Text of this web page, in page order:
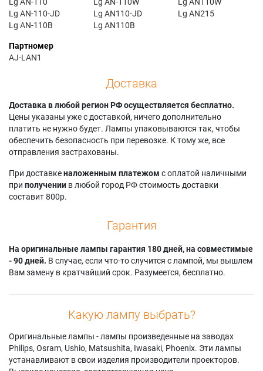
Lg AN-110-JD
Lg AN-110B
Lg AN110-JD
Lg AN110B
Lg AN215
Партномер
AJ-LAN1
Доставка
Доставка в любой регион РФ осуществляется бесплатно.
Цены указаны уже с доставкой, ничего дополнительно
платить не нужно будет. Лампы упаковываются так, чтобы
обеспечить безопасность при перевозке. К тому же, все
отправления застрахованы.
При доставкеналоженным платежом с оплатой наличными
при получении в любой город РФ стоимость доставки
составит 800р.
Гарантия
На оригинальные лампы гарантия 180 дней, на совместимые
- 90 дней. В случае, если что-то случится с лампой, мы вышлем
Вам замену в кратчайший срок. Разумеется, бесплатно.
Какую лампу выбрать?
Оригинальные лампы - лампы произведенные на заводах
Philips, Osram, Ushio, Matsushita, Iwasaki, Phoenix. Эти лампы
устанавливают в свои изделия производители проекторов.